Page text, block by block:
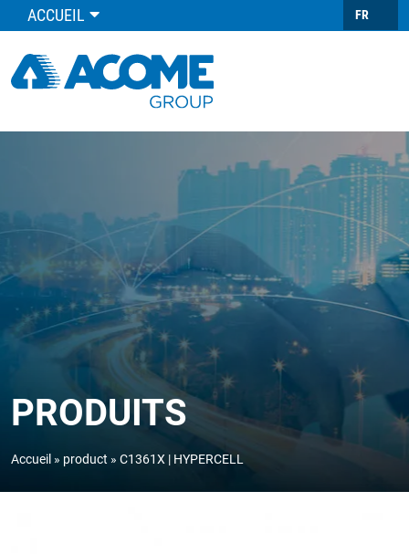
ACCUEIL FR
PRODUITS
Accueil product C1361X | HYPERCELL